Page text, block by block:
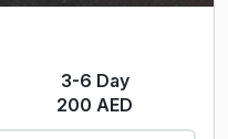
3-6 Day
200 AED